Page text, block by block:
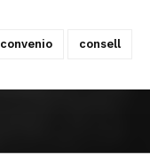
convenio consell